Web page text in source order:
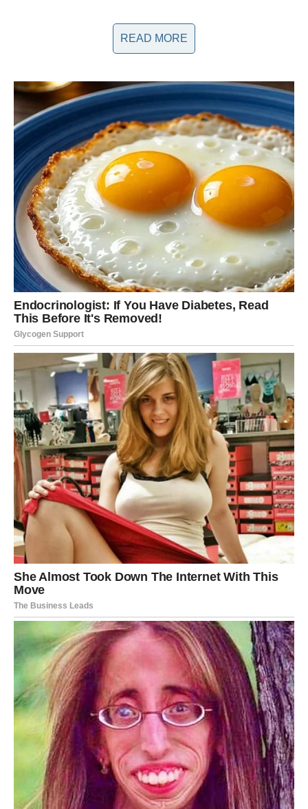
pokušava prikazati kao izdajnika. Ove tvrdnje dolaze u
trenutku kada su političke tenzije u regiji na vrhuncu, a kritičari
obraćanju, Lukas je ponovo istakao: „Ti si onaj koji se naziva
patriotom, a mene nazivaš izdajnikom. Ipak, svi znaju ko je
ovdje pravi izdajnik“. Ovim riječima, pjevač se ne samo da bori
za svoju čast, već i za prava svih umjetnika koji se suočavaju
s represijom zbog svojih političkih stavova. Ove izjave jasno
ukazuju na to kako se politička borba često manifestira kroz
lične napade i uvrede koje imaju za cilj da zastraše i
demotivišu one koji žele da progovore.
Lukas osjeća potrebu da brani svoju reputaciju, ne samo kao
umjetnika, već kao građanina koji ima pravo na svoje
mišljenje. „Nikada se neću skloniti pred pritiscima. Neću
dozvoliti da me kriminalizuju zbog onoga što mislim i govorim“,
dodao je, ističući svoju odlučnost da se bori protiv nepravde.
Ova izjava podsjeća na slične situacije u prošlosti, kada su se
umjetnici i javne ličnosti suočavali s represijom zbog svojih
stavova, ali su, uprkos tome, nastavili da se bore za svoja
prava i prava drugih.
READ MORE